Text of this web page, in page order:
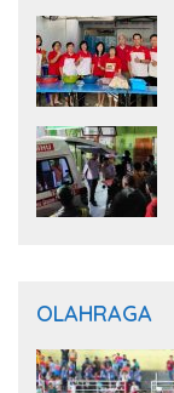
OLAHRAGA